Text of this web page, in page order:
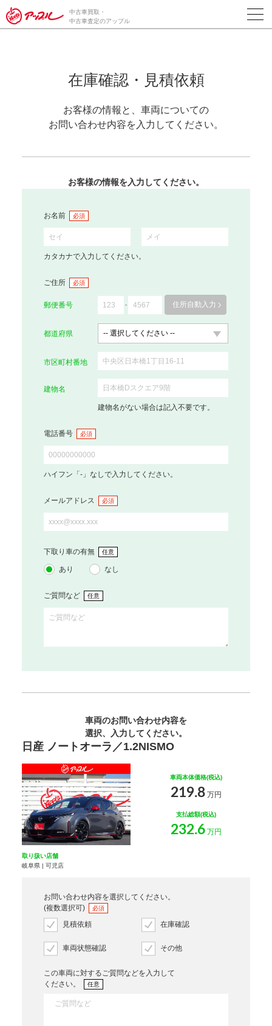
中古車買取・
中古車査定のアップル
在庫確認・見積依頼
お客様の情報と、車両についての
お問い合わせ内容を入力してください。
お客様の情報を入力してください。
お名前 必須
カタカナで入力してください。
ご住所 必須
郵便番号 住所自動入力
都道府県
市区町村番地
建物名
建物名がない場合は記入不要です。
電話番号 必須
ハイフン「-」なしで入力してください。
メールアドレス 必須
下取り車の有無 任意
あり なし
ご質問など 任意
車両のお問い合わせ内容を
選択、入力してください。
日産 ノートオーラ／1.2NISMO
車両本体価格(税込)
219.8万円
支払総額(税込)
232.6万円
取り扱い店舗
岐阜県 | 可児店
お問い合わせ内容を選択してください。
(複数選択可)
必須
見積依頼 在庫確認
車両状態確認 その他
この車両に対するご質問などを入力して
ください。
任意